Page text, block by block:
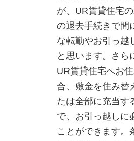
が、UR賃貸住宅
の退去手続きで間
な転勤やお引っ越
と思います。さら
UR賃貸住宅へお
合、敷金を住み替
たは全部に充当す
で、お引っ越しに
ことができます。